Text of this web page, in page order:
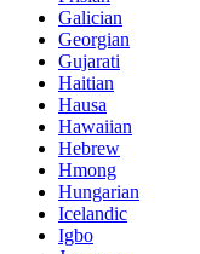
Galician
Georgian
Gujarati
Haitian
Hausa
Hawaiian
Hebrew
Hmong
Hungarian
Icelandic
Igbo